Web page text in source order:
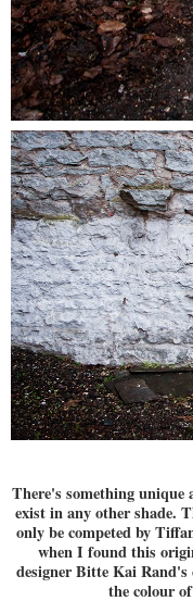
There's something
exist in any other shade.
only be competed by
when I found this
designer Bitte Kai
the colour